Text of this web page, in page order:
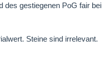
des gestiegenen PoG fair bei
Steine sind irrelevant.